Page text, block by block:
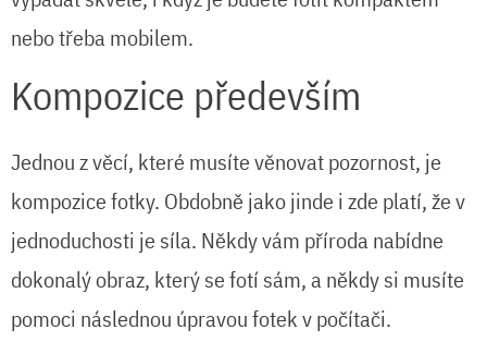
nebo třeba mobilem.
Kompozice především
Jednou z věcí, které musíte věnovat pozornost, je
kompozice fotky. Obdobně jako jinde i zde platí, že v
jednoduchosti je síla. Někdy vám příroda nabídne
dokonalý obraz, který se fotí sám, a někdy si musíte
pomoci následnou úpravou fotek v počítači.